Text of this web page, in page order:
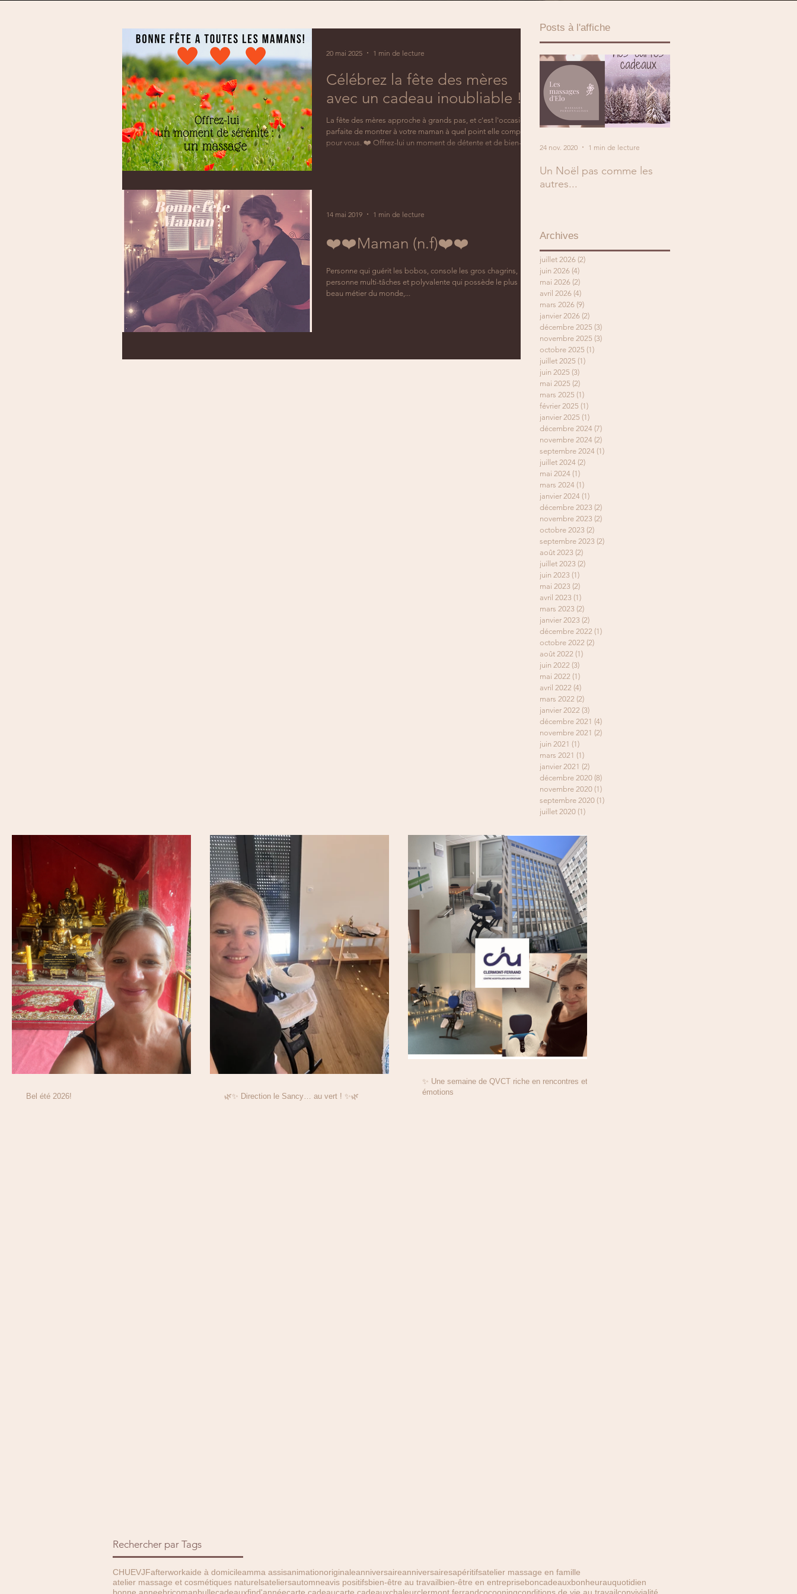
Célébrez la fête des mères
avec un cadeau inoubliable !
La fête des mères approche à grands pas, et c'est l'occasion
parfaite de montrer à votre maman à quel point elle compte
pour vous. ❤️ Offrez-lui un moment de détente et de bien-être
mama
20 mai 2025 1 min de lecture
❤️❤️Maman (n.f)❤️❤️
Personne qui guérit les bobos, console les gros chagrins,
personne multi-tâches et polyvalente qui possède le plus
beau métier du monde,...
14 mai 2019 1 min de lecture
Posts à l'affiche
Un Noël pas comme les
autres...
24 nov. 2020 1 min de lecture
Archives
juillet 2026 (2)
juin 2026 (4)
mai 2026 (2)
avril 2026 (4)
mars 2026 (9)
janvier 2026 (2)
décembre 2025 (3)
novembre 2025 (3)
octobre 2025 (1)
juillet 2025 (1)
juin 2025 (3)
mai 2025 (2)
mars 2025 (1)
février 2025 (1)
janvier 2025 (1)
décembre 2024 (7)
novembre 2024 (2)
septembre 2024 (1)
juillet 2024 (2)
mai 2024 (1)
mars 2024 (1)
janvier 2024 (1)
décembre 2023 (2)
novembre 2023 (2)
octobre 2023 (2)
septembre 2023 (2)
août 2023 (2)
juillet 2023 (2)
juin 2023 (1)
mai 2023 (2)
avril 2023 (1)
mars 2023 (2)
janvier 2023 (2)
décembre 2022 (1)
octobre 2022 (2)
août 2022 (1)
juin 2022 (3)
mai 2022 (1)
avril 2022 (4)
mars 2022 (2)
janvier 2022 (3)
décembre 2021 (4)
novembre 2021 (2)
juin 2021 (1)
mars 2021 (1)
janvier 2021 (2)
décembre 2020 (8)
novembre 2020 (1)
septembre 2020 (1)
juillet 2020 (1)
Bel été 2026! 🌿✨ Direction le Sancy… au vert ! ✨🌿
✨ Une semaine de QVCT riche en rencontres et en
émotions
Rechercher par Tags
CHUEVJFafterworkaide à domicileamma assisanimationoriginaleanniversaireanniversairesapéritifsatelier massage en famille
atelier massage et cosmétiques naturelsateliersautomneavis positifsbien-être au travailbien-être en entrepriseboncadeauxbonheurauquotidien
bonne anneebricomanbullecadeauxfind'annéecarte cadeaucarte cadeauxchaleurclermont ferrandcocooningconditions de vie au travailconvivialité